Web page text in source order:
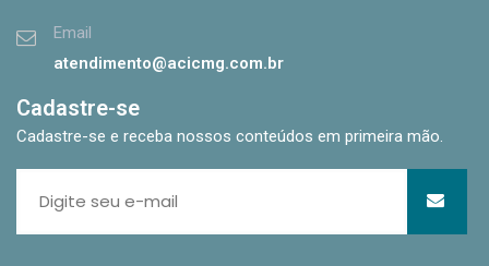
Email
atendimento@acicmg.com.br
Cadastre-se
Cadastre-se e receba nossos conteúdos em primeira mão.